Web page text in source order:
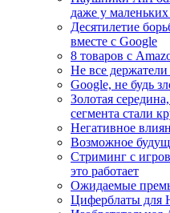
даже у маленьких
Десятилетие
вместе с Google
8 товаров с
Не все
Google, не будь
Золотая
сегмента стали
Негативное
Возможное
Стриминг с
это работает
Ожидаемые
Циферблаты для